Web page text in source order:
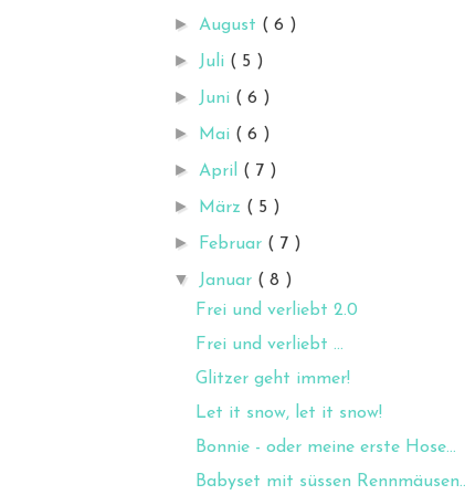
► August ( 6 )
► Juli ( 5 )
► Juni ( 6 )
► Mai ( 6 )
► April ( 7 )
► März ( 5 )
► Februar ( 7 )
▼ Januar ( 8 )
Frei und verliebt 2.0
Frei und verliebt ...
Glitzer geht immer!
Let it snow, let it snow!
Bonnie - oder meine erste Hose...
Babyset mit süssen